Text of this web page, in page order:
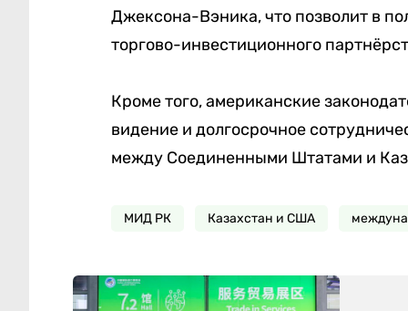
Джексона-Вэника, что позволит в
торгово-инвестиционного
Кроме того, американские
видение и долгосрочное
между Соединенными Штатами и
МИД РК Казахстан и США